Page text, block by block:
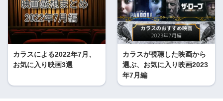
カラスによる2022年7月、
お気に入り映画3選
カラスが視聴した映画から
選ぶ、お気に入り映画2023
年7月編